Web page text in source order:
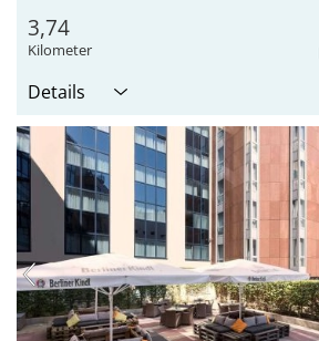
3,74
Kilometer
Details